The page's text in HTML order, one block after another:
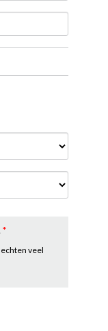
*
veel